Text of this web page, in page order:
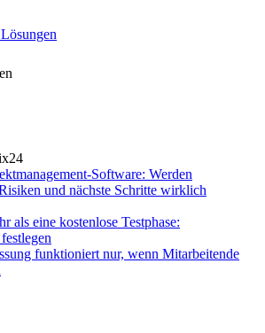
Software: Werden
und nächste Schritte wirklich
als eine kostenlose Testphase:
funktioniert nur, wenn Mitarbeitende